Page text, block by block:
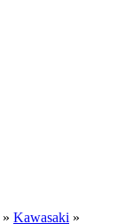
» Kawasaki »